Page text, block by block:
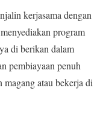
kerjasama dengan
program
di berikan dalam
pembiayaan penuh
magang atau bekerja di